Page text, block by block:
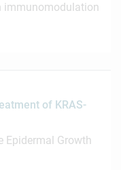
immunomodulation
of KRAS-
Epidermal Growth